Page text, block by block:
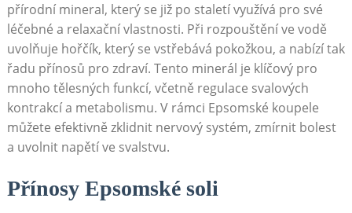
přírodní mineral, který se již po staletí využívá pro své
léčebné a relaxační vlastnosti. Při rozpouštění ve vodě
uvolňuje hořčík, který se vstřebává pokožkou, a nabízí tak
řadu přínosů pro zdraví. Tento minerál je klíčový pro
mnoho tělesných funkcí, včetně regulace svalových
kontrakcí a metabolismu. V rámci Epsomské koupele
můžete efektivně zklidnit nervový systém, zmírnit bolest
a uvolnit napětí ve svalstvu.
Přínosy Epsomské soli